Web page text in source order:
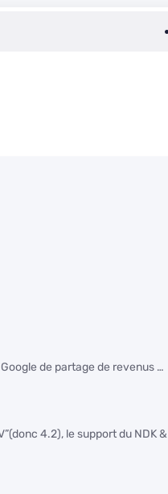
de partage de revenus …
4.2), le support du NDK &